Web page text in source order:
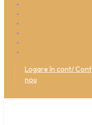
Logare în cont/ Cont
nou